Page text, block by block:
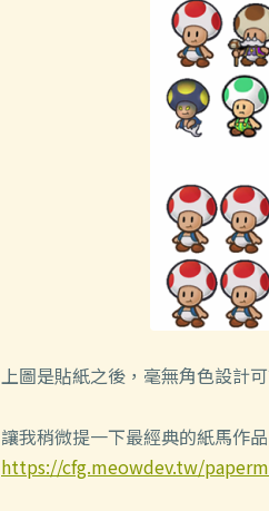
上圖是貼紙之後，毫無角色設計
讓我稍微提一下最經典的紙馬作
https://cfg.meowdev.tw/